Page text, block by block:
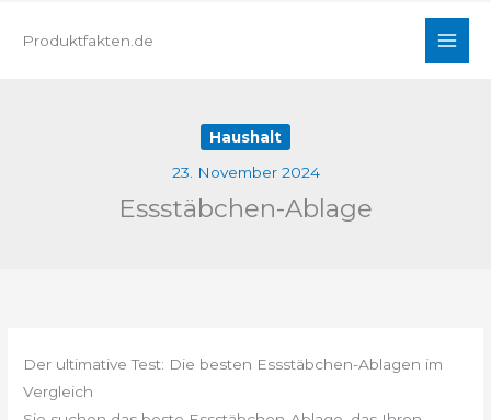
InhaltProduktfakten.de
Haushalt
23. November 2024
Essstäbchen-Ablage
Der ultimative Test: Die besten Essstäbchen-Ablagen im
Vergleich